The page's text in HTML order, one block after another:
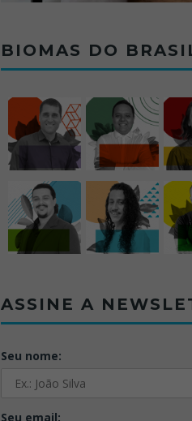
BIOMAS DO
ASSINE A
Seu nome:
Seu email: